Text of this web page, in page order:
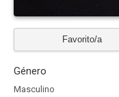
Favorito/a
Género
Masculino